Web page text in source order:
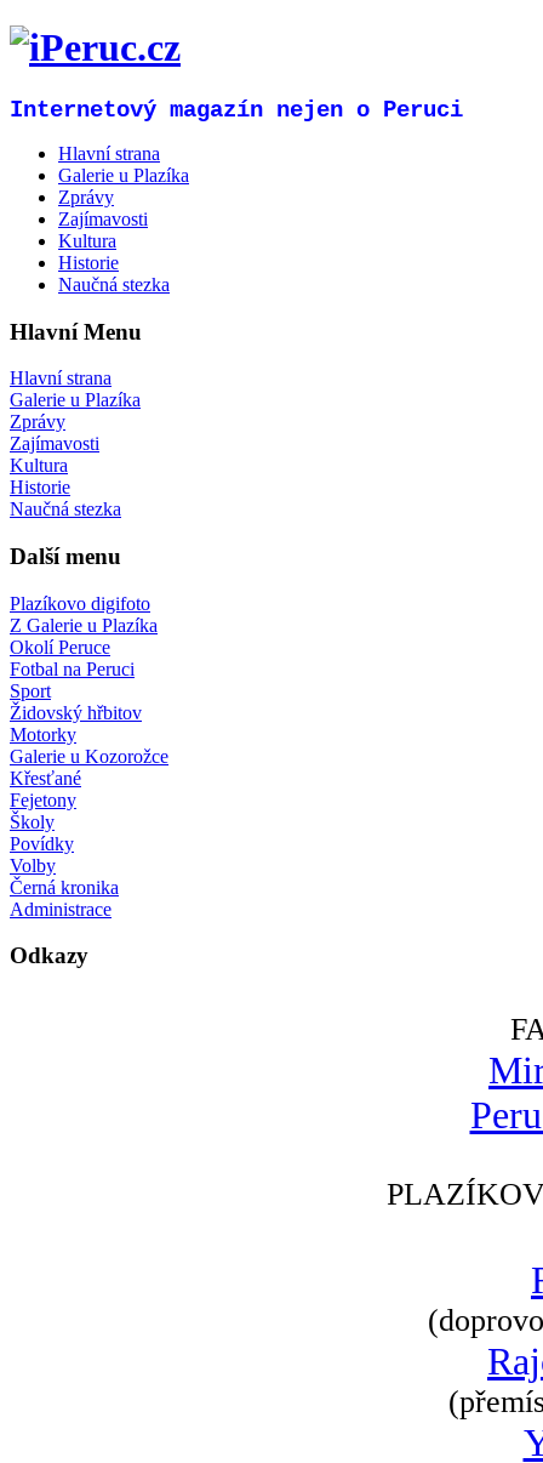
Internetový magazín nejen o Peruci
Hlavní strana
Galerie u Plazíka
Zprávy
Zajímavosti
Kultura
Historie
Naučná stezka
Hlavní Menu
Hlavní strana
Galerie u Plazíka
Zprávy
Zajímavosti
Kultura
Historie
Naučná stezka
Další menu
Plazíkovo digifoto
Z Galerie u Plazíka
Okolí Peruce
Fotbal na Peruci
Sport
Židovský hřbitov
Motorky
Galerie u Kozorožce
Křesťané
Fejetony
Školy
Povídky
Volby
Černá kronika
Administrace
Odkazy